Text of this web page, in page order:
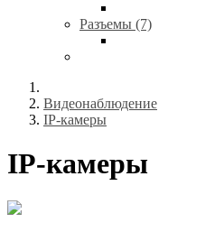
Разъемы (7)
Видеонаблюдение
IP-камеры
IP-камеры